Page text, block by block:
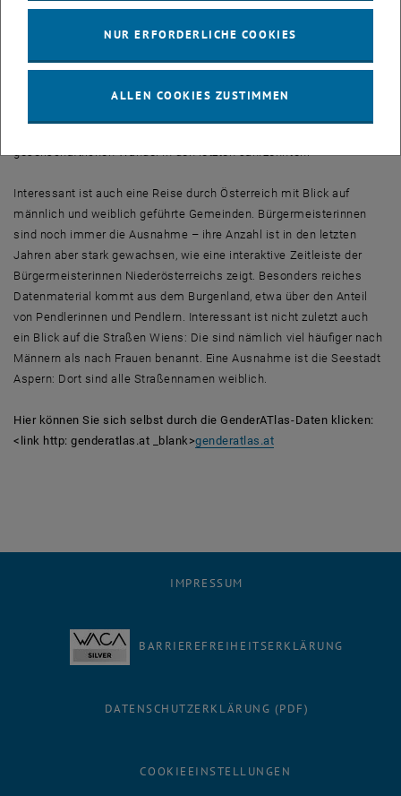
Einige spannende Schlüsse können aus dem GenderATlas bereits
gezogen werden: So zeigt sich etwa, dass das Bildungsniveau der
Frauen findet man auch in ländlichen Regionen hohe
Akademikerinnen-Anteile. Unter den Männern ist der Anteil der
gesellschaftlichen Wandel in den letzten Jahrzehnten.
Interessant ist auch eine Reise durch Österreich mit Blick auf
männlich und weiblich geführte Gemeinden. Bürgermeisterinnen
sind noch immer die Ausnahme – ihre Anzahl ist in den letzten
Jahren aber stark gewachsen, wie eine interaktive Zeitleiste der
Bürgermeisterinnen Niederösterreichs zeigt. Besonders reiches
Datenmaterial kommt aus dem Burgenland, etwa über den Anteil
von Pendlerinnen und Pendlern. Interessant ist nicht zuletzt auch
ein Blick auf die Straßen Wiens: Die sind nämlich viel häufiger nach
Männern als nach Frauen benannt. Eine Ausnahme ist die Seestadt
Aspern: Dort sind alle Straßennamen weiblich.
Hier können Sie sich selbst durch die GenderATlas-Daten klicken:
<link http: genderatlas.at _blank>genderatlas.at
IMPRESSUM
BARRIEREFREIHEITSERKLÄRUNG
DATENSCHUTZERKLÄRUNG (PDF)
COOKIEEINSTELLUNGEN
NUR ERFORDERLICHE COOKIES
ALLEN COOKIES ZUSTIMMEN